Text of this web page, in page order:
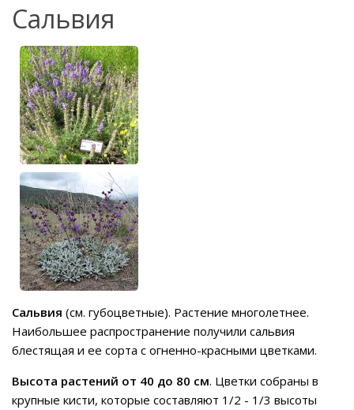
Сальвия
Сальвия (см. губоцветные). Растение многолетнее.
Наибольшее распространение получили сальвия
блестящая и ее сорта с огненно-красными цветками.
Высота растений от 40 до 80 см. Цветки собраны в
крупные кисти, которые составляют 1/2 - 1/3 высоты